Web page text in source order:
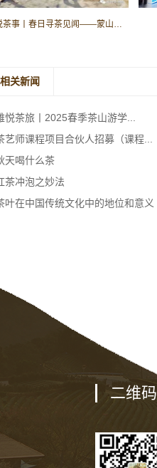
相关新闻
悦茶旅丨2025春季茶山游学...
艺师课程项目合伙人招募（课程...
天喝什么茶
茶冲泡之妙法
叶在中国传统文化中的地位和意义
二维码